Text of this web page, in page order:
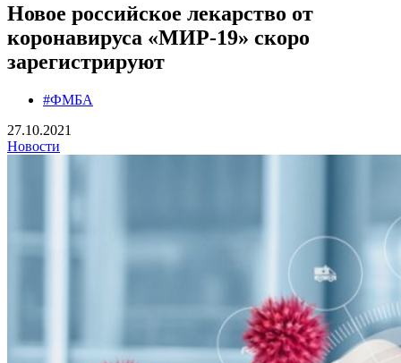
Новое российское лекарство от
коронавируса «МИР-19» скоро
зарегистрируют
#ФМБА
27.10.2021
Новости